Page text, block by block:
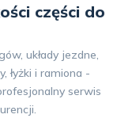
części do
układy jezdne,
łyżki i ramiona -
serwis